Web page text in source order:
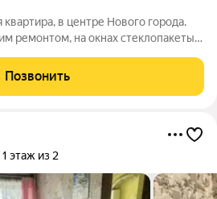
в центре Нового города.
ремонтом, на окнах стеклопакеты,
5 этаже, в доме есть лифт и
Позвонить
1 этаж из 2